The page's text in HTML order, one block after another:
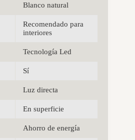
Blanco natural
Recomendado para
interiores
Tecnología Led
Sí
Luz directa
En superficie
Ahorro de energía